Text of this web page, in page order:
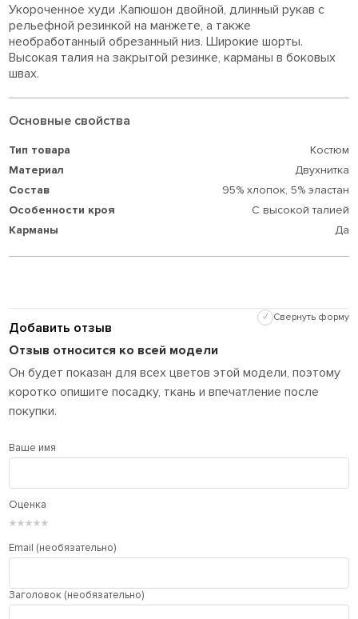
Укороченное худи .Капюшон двойной, длинный рукав с
рельефной резинкой на манжете, а также
необработанный обрезанный низ. Широкие шорты.
Высокая талия на закрытой резинке, карманы в боковых
швах.
Основные свойства
Тип товара
Костюм
Материал
Двухнитка
Состав
95% хлопок, 5% эластан
Особенности кроя
С высокой талией
Карманы
Да
Добавить отзыв
✓ Свернуть форму
Отзыв относится ко всей модели
Он будет показан для всех цветов этой модели, поэтому
коротко опишите посадку, ткань и впечатление после
покупки.
Ваше имя
Оценка
★
★
★
★
★
Email (необязательно)
Заголовок (необязательно)